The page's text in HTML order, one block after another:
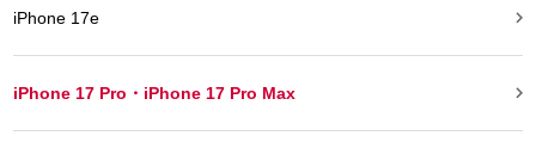
iPhone 17e 
iPhone 17 Pro・iPhone 17 Pro Max 